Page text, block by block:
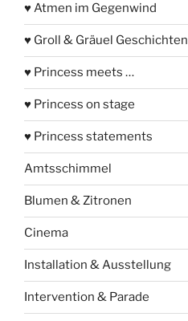
♥ Atmen im Gegenwind
♥ Groll & Gräuel Geschichten
♥ Princess meets …
♥ Princess on stage
♥ Princess statements
Amtsschimmel
Blumen & Zitronen
Cinema
Installation & Ausstellung
Intervention & Parade